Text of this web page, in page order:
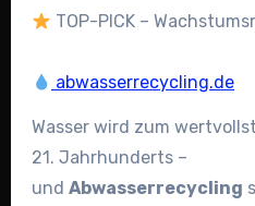
TOP-PICK –
abwasserrecycling.de
Wasser wird zum
21. Jahrhunderts –
und Abwasserrecycling